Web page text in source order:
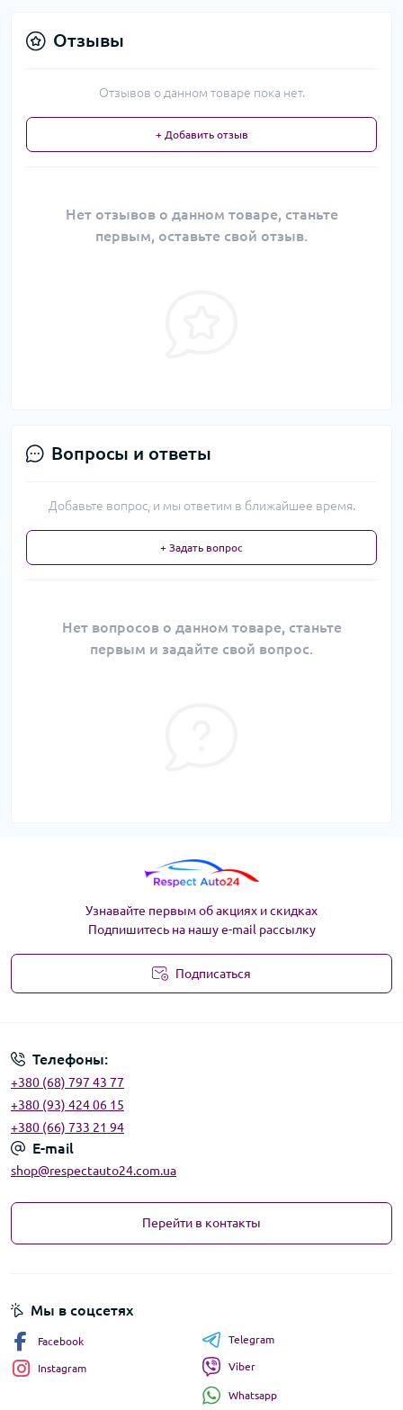
Отзывы
Отзывов о данном товаре пока нет.
+ Добавить отзыв
Нет отзывов о данном товаре, станьте
первым, оставьте свой отзыв.
Вопросы и ответы
Добавьте вопрос, и мы ответим в ближайшее время.
+ Задать вопрос
Нет вопросов о данном товаре, станьте
первым и задайте свой вопрос.
Узнавайте первым об акциях и скидках
Подпишитесь на нашу e-mail рассылку
Подписаться
Телефоны:
+380 (68) 797 43 77
+380 (93) 424 06 15
+380 (66) 733 21 94
E-mail
shop@respectauto24.com.ua
Перейти в контакты
Мы в соцсетях
Facebook
Instagram
Telegram
Viber
Whatsapp